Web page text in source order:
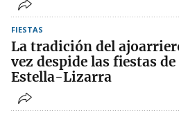
FIESTAS
La tradición del
vez despide las fiestas de
Estella-Lizarra